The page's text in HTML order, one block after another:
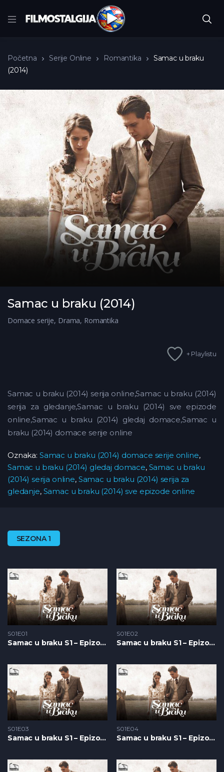
Početna Serije Online Romantika
Samac u braku
(2014)
Samac u braku (2014)
Domace serije, Drama, Romantika
+ Playlistu
Samac u braku (2014) serija online,Samac u braku (2014)
serija za gledanje,Samac u braku (2014) sve epizode
online,Samac u braku (2014) gledaj domace,Samac u
braku (2014) domace serije online
Oznaka: Samac u braku (2014) domace serije online,
Samac u braku (2014) gledaj domace, Samac u braku
(2014) serija online, Samac u braku (2014) serija za
gledanje, Samac u braku (2014) sve epizode online
SEZONA 1
S01E01
Samac u braku S1 – Epizoda 01
S01E02
Samac u braku S1 – Epizoda 02
S01E03
Samac u braku S1 – Epizoda 03
S01E04
Samac u braku S1 – Epizoda 04